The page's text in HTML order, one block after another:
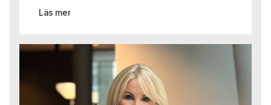
“fractional twinning” vilket handlar om hur erfarna
Läs mer